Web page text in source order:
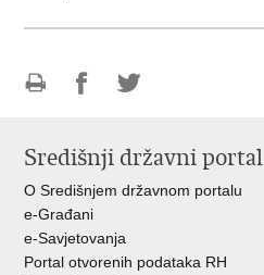
FacebookuTwitteru
Središnji državni portal
O Središnjem državnom portalu
e-Građani
e-Savjetovanja
Portal otvorenih podataka RH